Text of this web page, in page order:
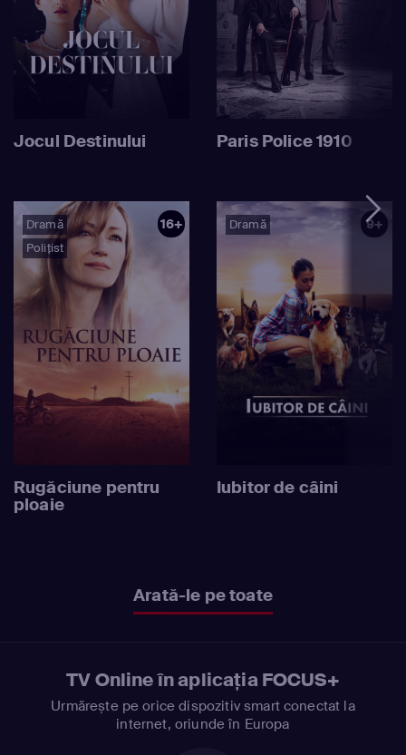
Jocul Destinului Paris Police 1910
Dramă
Polițist
16+
Rugăciune pentru
ploaie
Dramă 9+
Iubitor de câini
Arată-le pe toate
TV Online în aplicația FOCUS+
Urmărește pe orice dispozitiv smart conectat la
internet, oriunde în Europa